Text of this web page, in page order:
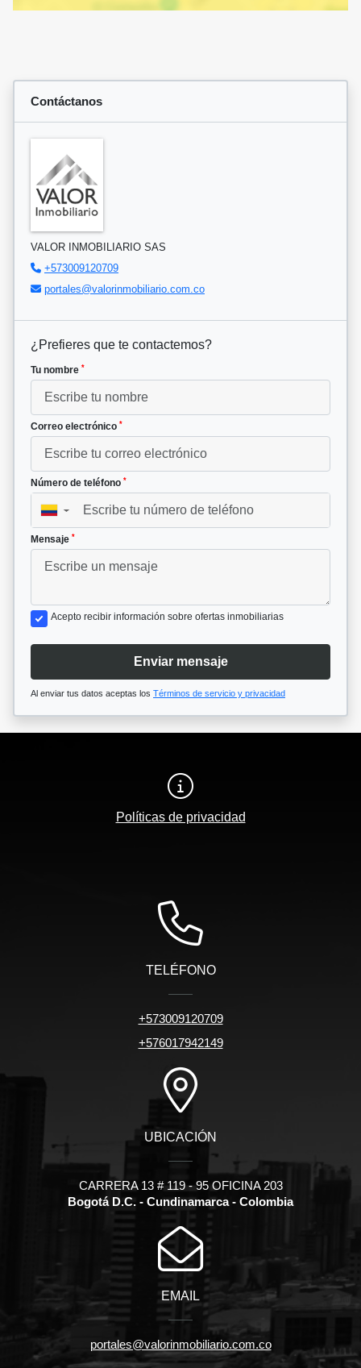
Contáctanos
VALOR INMOBILIARIO SAS
+573009120709
portales@valorinmobiliario.com.co
¿Prefieres que te contactemos?
Tu nombre *
Correo electrónico *
Número de teléfono *
▼
Mensaje *
Acepto recibir información sobre ofertas inmobiliarias
Enviar mensaje
Al enviar tus datos aceptas los Términos de servicio y privacidad
Políticas de privacidad
TELÉFONO
+573009120709
+576017942149
UBICACIÓN
CARRERA 13 # 119 - 95 OFICINA 203
Bogotá D.C. - Cundinamarca - Colombia
EMAIL
portales@valorinmobiliario.com.co